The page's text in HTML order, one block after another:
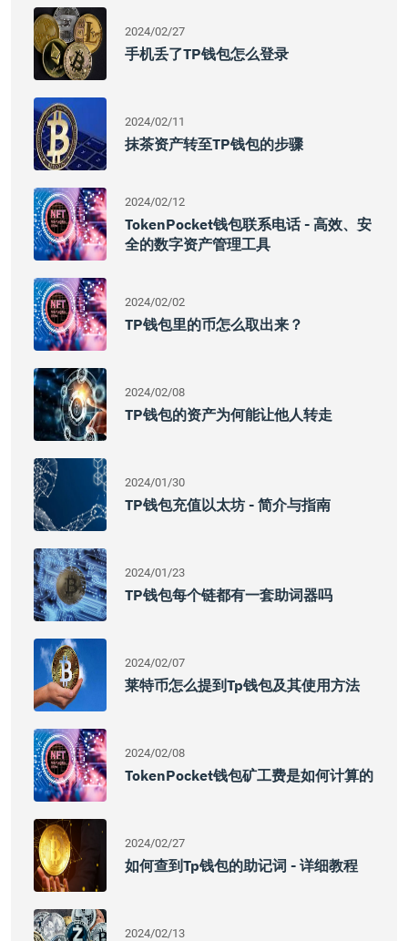
2024/02/27
手机丢了TP钱包怎么登录
2024/02/11
抹茶资产转至TP钱包的步骤
2024/02/12
TokenPocket钱包联系电话 - 高效、安
全的数字资产管理工具
2024/02/02
TP钱包里的币怎么取出来？
2024/02/08
TP钱包的资产为何能让他人转走
2024/01/30
TP钱包充值以太坊 - 简介与指南
2024/01/23
TP钱包每个链都有一套助词器吗
2024/02/07
莱特币怎么提到tp钱包及其使用方法
2024/02/08
TokenPocket钱包矿工费是如何计算的
2024/02/27
如何查到tp钱包的助记词 - 详细教程
2024/02/13